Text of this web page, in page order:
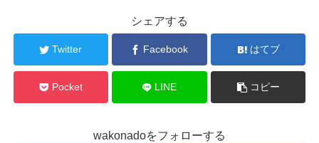
シェアする
Twitter Facebook はてブ
Pocket LINE コピー
wakonadoをフォローする